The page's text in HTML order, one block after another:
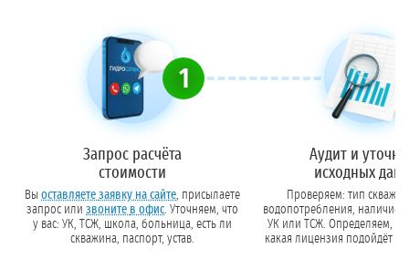
1
Запрос расчёта
стоимости
Вы оставляете заявку на сайте, присылаете
запрос или
звоните в офис. Уточняем, что
у вас: УК, ТСЖ, школа, больница, есть ли
скважина, паспорт, устав.
Аудит и
исходных
Проверяем: тип
водопотребления, наличие
УК или ТСЖ. Определяем, нужна
какая лицензия подойдёт